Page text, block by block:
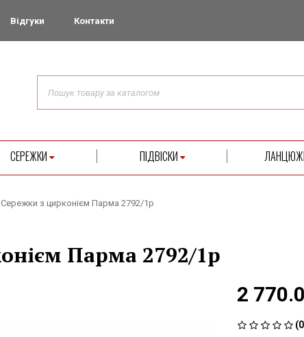
Відгуки Контакти
СЕРЕЖКИ ПІДВІСКИ
Сережки з цирконієм Парма 2792/1р
Парма 2792/1р
2
(